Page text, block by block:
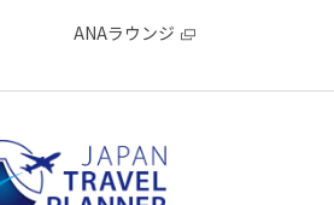
ANAラウンジ